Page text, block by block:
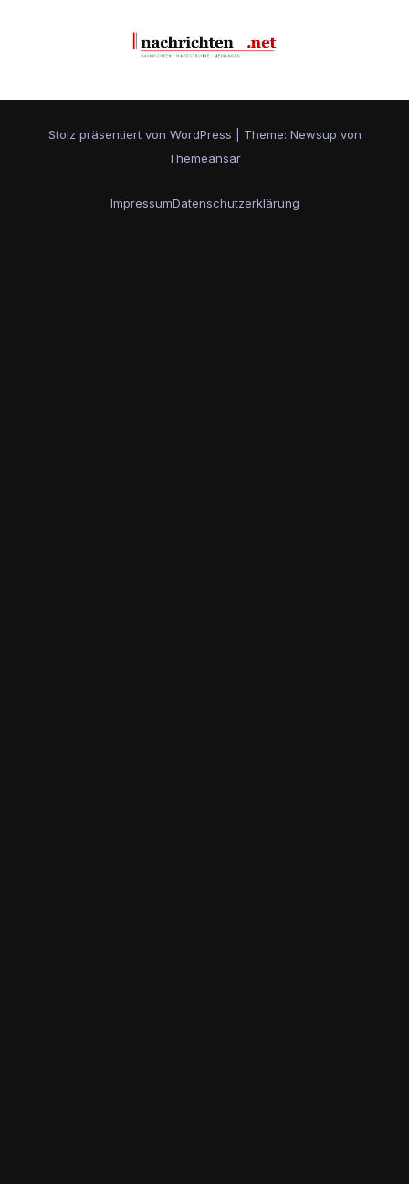
Stolz präsentiert von WordPress
Theme: Newsup von
Themeansar
ImpressumDatenschutzerklärung